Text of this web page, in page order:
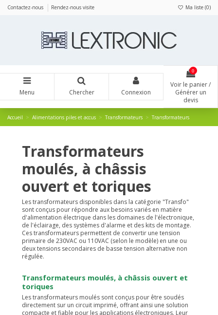
Contactez-nous Rendez-nous visite Ma liste (0)
Menu Chercher Connexion
0
Voir le panier /
Générer un
devis
Accueil Alimentations piles et accus Transformateurs Transformateurs
Transformateurs
moulés, à châssis
ouvert et toriques
Les transformateurs disponibles dans la catégorie "Transfo"
sont conçus pour répondre aux besoins variés en matière
d'alimentation électrique dans les domaines de l'électronique,
de l'éclairage, des systèmes d'alarme et des kits de montage.
Ces transformateurs permettent de convertir une tension
primaire de 230VAC ou 110VAC (selon le modèle) en une ou
deux tensions secondaires de basse tension alternative non
régulée.
Transformateurs moulés, à châssis ouvert et
toriques
Les transformateurs moulés sont conçus pour être soudés
directement sur un circuit imprimé, offrant ainsi une solution
compacte et fiable pour les applications électroniques. Leur
Panneau de gestion des cookies